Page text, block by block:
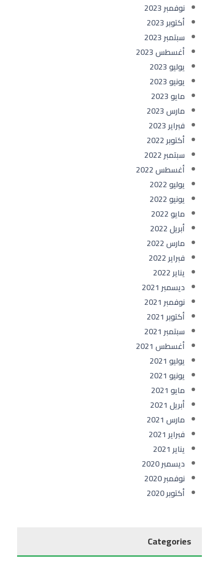
نوفمبر 2023
أكتوبر 2023
سبتمبر 2023
أغسطس 2023
يوليو 2023
يونيو 2023
مايو 2023
مارس 2023
فبراير 2023
أكتوبر 2022
سبتمبر 2022
أغسطس 2022
يوليو 2022
يونيو 2022
مايو 2022
أبريل 2022
مارس 2022
فبراير 2022
يناير 2022
ديسمبر 2021
نوفمبر 2021
أكتوبر 2021
سبتمبر 2021
أغسطس 2021
يوليو 2021
يونيو 2021
مايو 2021
أبريل 2021
مارس 2021
فبراير 2021
يناير 2021
ديسمبر 2020
نوفمبر 2020
أكتوبر 2020
Categories